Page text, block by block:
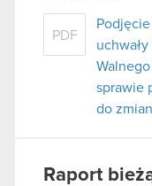
PDF
sprawie
do
Raport